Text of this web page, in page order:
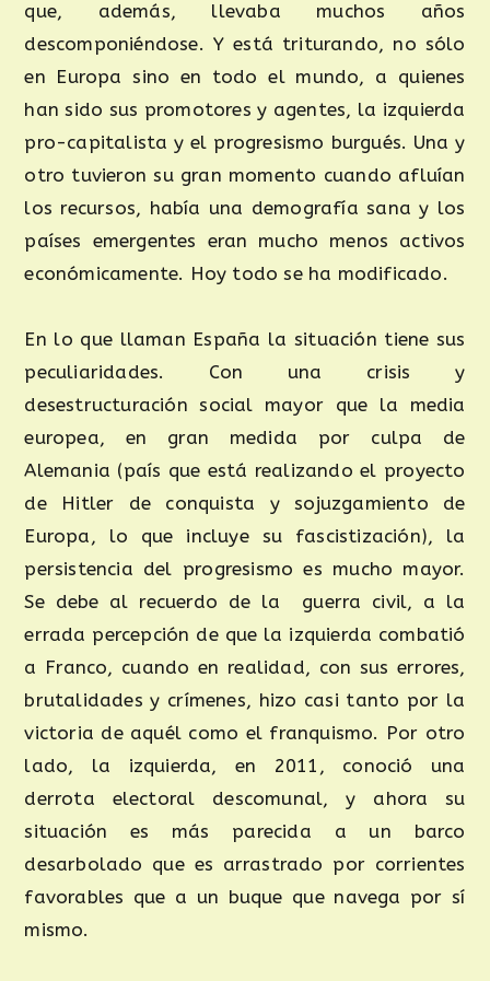
que, además, llevaba muchos años
descomponiéndose. Y está triturando, no sólo
en Europa sino en todo el mundo, a quienes
han sido sus promotores y agentes, la izquierda
pro-capitalista y el progresismo burgués. Una y
otro tuvieron su gran momento cuando afluían
los recursos, había una demografía sana y los
países emergentes eran mucho menos activos
económicamente. Hoy todo se ha modificado.
En lo que llaman España la situación tiene sus
peculiaridades. Con una crisis y
desestructuración social mayor que la media
europea, en gran medida por culpa de
Alemania (país que está realizando el proyecto
de Hitler de conquista y sojuzgamiento de
Europa, lo que incluye su fascistización), la
persistencia del progresismo es mucho mayor.
Se debe al recuerdo de la guerra civil, a la
errada percepción de que la izquierda combatió
a Franco, cuando en realidad, con sus errores,
brutalidades y crímenes, hizo casi tanto por la
victoria de aquél como el franquismo. Por otro
lado, la izquierda, en 2011, conoció una
derrota electoral descomunal, y ahora su
situación es más parecida a un barco
desarbolado que es arrastrado por corrientes
favorables que a un buque que navega por sí
mismo.